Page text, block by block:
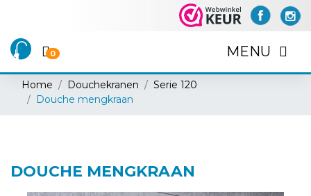
MENU
0
Home Douchekranen
Serie 120
Douche mengkraan
DOUCHE MENGKRAAN